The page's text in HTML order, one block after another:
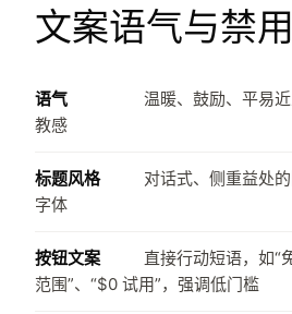
文案语气与禁
语气
温暖、鼓励、平易
教感
标题风格
对话式、侧重益处
字体
按钮文案
直接行动短语，如“
范围”、“$0 试用”，强调低门槛